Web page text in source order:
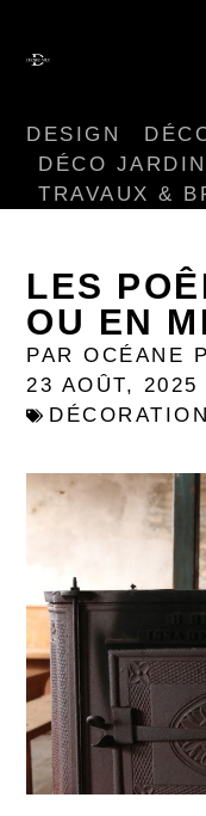
DESIGN
DÉCO
TRAVAUX &
LES
OU EN
PAR OCÉANE
23 AOÛT, 2025